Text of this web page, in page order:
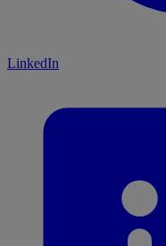
LinkedIn